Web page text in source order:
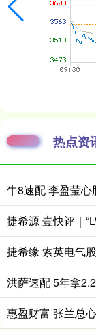
热点资
捷希缘 索英电气